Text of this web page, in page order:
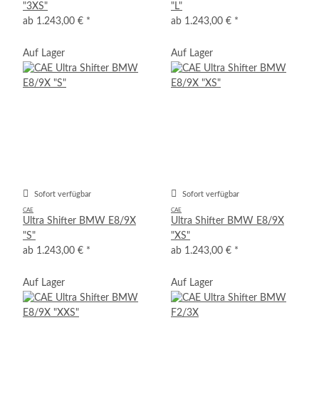
"3XS"
ab 1.243,00 € *
"L"
ab 1.243,00 € *
Auf Lager
Sofort verfügbar
CAE
Ultra Shifter BMW E8/9X
"S"
ab 1.243,00 € *
Auf Lager
Sofort verfügbar
CAE
Ultra Shifter BMW E8/9X
"XS"
ab 1.243,00 € *
Auf Lager Auf Lager